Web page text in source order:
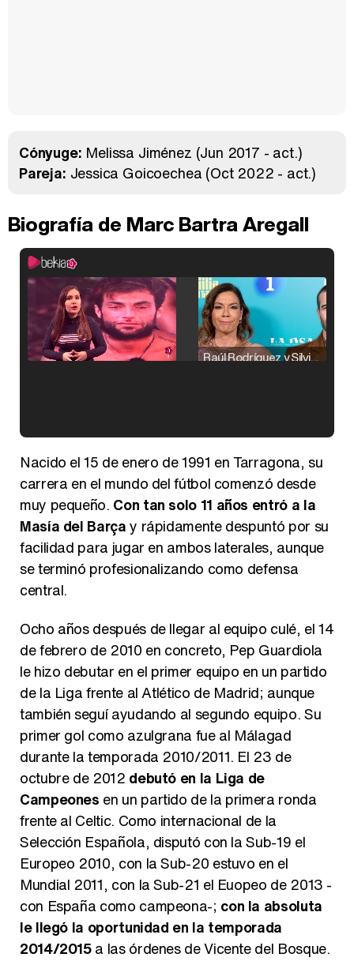
Cónyuge: Melissa Jiménez (Jun 2017 - act.)
Pareja: Jessica Goicoechea (Oct 2022 - act.)
Biografía de Marc Bartra Aregall
Raúl Rodríguez y Silvia Taulés nos cuentan su papel en 'La familia de la tele'
Así se tomó Felipe VI que la Infanta Sofía no quisiera recibir formación militar
Belén Esteban: "Estoy emocionada, muy contenta y muy feliz por llegar a RTVE"
Magdalena de Suecia responde a las críticas y explica por qué le han permitido lanzar su propio negocio
Nacido el 15 de enero de 1991 en Tarragona, su
carrera en el mundo del fútbol comenzó desde
muy pequeño. Con tan solo 11 años entró a la
Masía del Barçay rápidamente despuntó por su
facilidad para jugar en ambos laterales, aunque
se terminó profesionalizando como defensa
central.
Ocho años después de llegar al equipo culé, el 14
de febrero de 2010 en concreto, Pep Guardiola
le hizo debutar en el primer equipo en un partido
de la Liga frente al Atlético de Madrid; aunque
también seguí ayudando al segundo equipo. Su
primer gol como azulgrana fue al Málagad
durante la temporada 2010/2011. El 23 de
octubre de 2012 debutó en la Liga de
Campeones en un partido de la primera ronda
frente al Celtic. Como internacional de la
Selección Española, disputó con la Sub-19 el
Europeo 2010, con la Sub-20 estuvo en el
Mundial 2011, con la Sub-21 el Euopeo de 2013 -
con España como campeona-; con la absoluta
le llegó la oportunidad en la temporada
2014/2015a las órdenes de Vicente del Bosque.